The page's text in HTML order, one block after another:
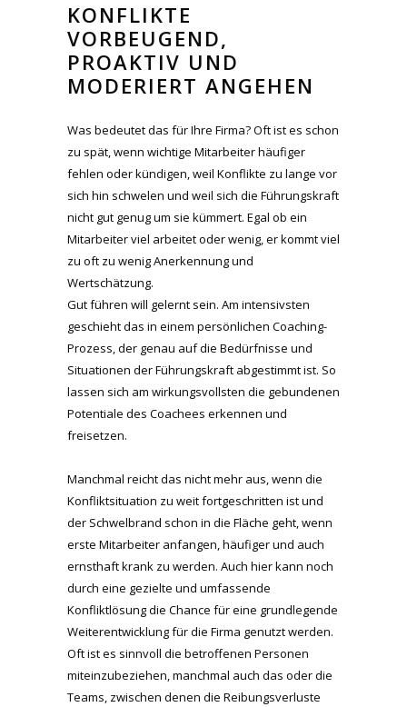
KONFLIKTE
VORBEUGEND,
PROAKTIV UND
MODERIERT ANGEHEN
Was bedeutet das für Ihre Firma? Oft ist es schon
zu spät, wenn wichtige Mitarbeiter häufiger
fehlen oder kündigen, weil Konflikte zu lange vor
sich hin schwelen und weil sich die Führungskraft
nicht gut genug um sie kümmert. Egal ob ein
Mitarbeiter viel arbeitet oder wenig, er kommt viel
zu oft zu wenig Anerkennung und
Wertschätzung.
Gut führen will gelernt sein. Am intensivsten
geschieht das in einem persönlichen Coaching-
Prozess, der genau auf die Bedürfnisse und
Situationen der Führungskraft abgestimmt ist. So
lassen sich am wirkungsvollsten die gebundenen
Potentiale des Coachees erkennen und
freisetzen.
Manchmal reicht das nicht mehr aus, wenn die
Konfliktsituation zu weit fortgeschritten ist und
der Schwelbrand schon in die Fläche geht, wenn
erste Mitarbeiter anfangen, häufiger und auch
ernsthaft krank zu werden. Auch hier kann noch
durch eine gezielte und umfassende
Konfliktlösung die Chance für eine grundlegende
Weiterentwicklung für die Firma genutzt werden.
Oft ist es sinnvoll die betroffenen Personen
miteinzubeziehen, manchmal auch das oder die
Teams, zwischen denen die Reibungsverluste